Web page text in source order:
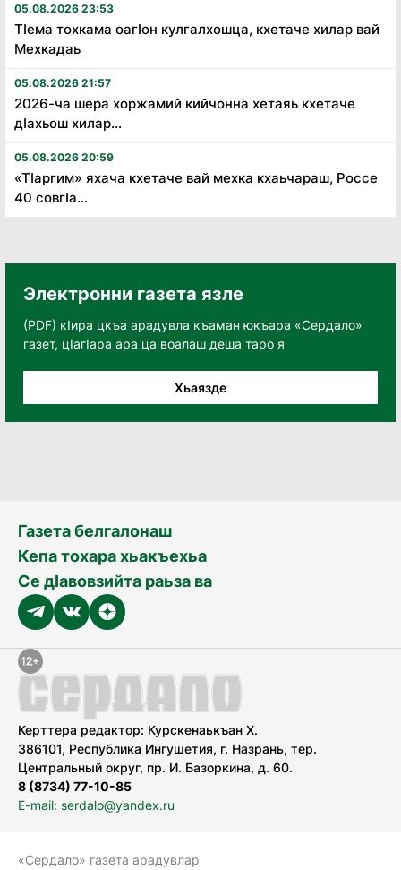
05.08.2026 23:53
Тӏема тохкама оагӏон кулгалхошца, кхетаче хилар вай
Мехкадаь
05.08.2026 21:57
2026-ча шера хоржамий кийчонна хетаяь кхетаче
дӏахьош хилар...
05.08.2026 20:59
«Тӏаргим» яхача кхетаче вай мехка кхаьчараш, Россе
40 совгӏа...
Электронни газета язле
(PDF) кӀира цкъа арадувла къаман юкъара «Сердало»
газет, цӀагӀара ара ца воалаш деша таро я
Хьаязде
Газета белгалонаш
Кепа тохара хьакъехьа
Се дӀавовзийта раьза ва
Керттера редактор: Курскенаькъан Х.
386101, Республика Ингушетия, г. Назрань, тер.
Центральный округ, пр. И. Базоркина, д. 60.
8 (8734) 77-10-85
E-mail: serdalo@yandex.ru
«Сердало» газета арадувлар